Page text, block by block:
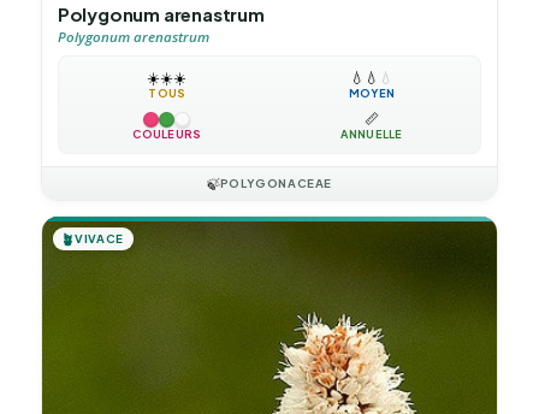
Polygonum arenastrum
Polygonum arenastrum
☀️☀️☀️
TOUS
💧 💧 💧
MOYEN
COULEURS
📏
ANNUELLE
🍃POLYGONACEAE
🪴VIVACE